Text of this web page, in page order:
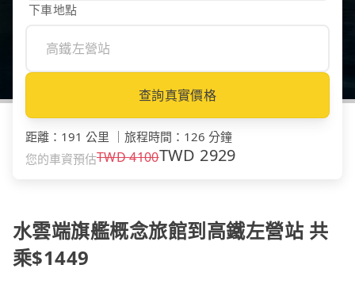
下車地點
查詢真實價格
距離 ： 191 公里 旅程時間 ： 126 分鐘
您的車資預估TWD4100TWD 2929
水雲端旗艦概念旅館到高鐵左營站 共
乘$1449